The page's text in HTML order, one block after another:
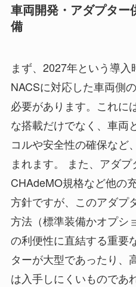
車両開発・アダプター
備
まず、2027年という導
NACSに対応した車両側
必要があります。これに
な搭載だけでなく、車両
コルや安全性の確保など
まれます。 また、アダ
CHAdeMO規格など他の
方針ですが、このアダプ
方法（標準装備かオプシ
の利便性に直結する重要
ターが大型であったり、
は入手しにくいものであ